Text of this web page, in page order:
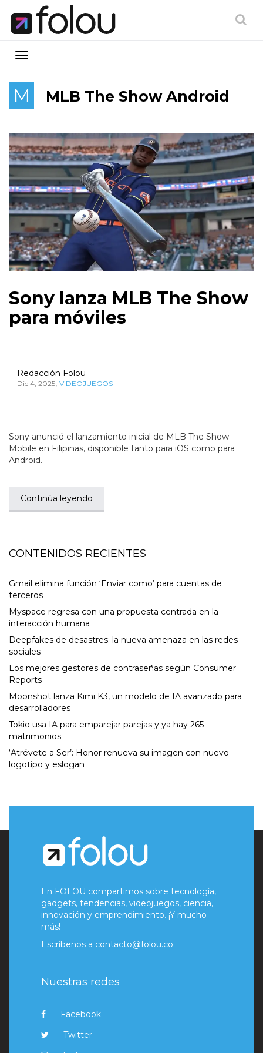
M MLB The Show Android
Sony lanza MLB The Show
para móviles
Redacción Folou
Dic 4, 2025, VIDEOJUEGOS
Sony anunció el lanzamiento inicial de MLB The Show
Mobile en Filipinas, disponible tanto para iOS como para
Android.
Continúa leyendo
CONTENIDOS RECIENTES
Gmail elimina función ‘Enviar como’ para cuentas de
terceros
Myspace regresa con una propuesta centrada en la
interacción humana
Deepfakes de desastres: la nueva amenaza en las redes
sociales
Los mejores gestores de contraseñas según Consumer
Reports
Moonshot lanza Kimi K3, un modelo de IA avanzado para
desarrolladores
Tokio usa IA para emparejar parejas y ya hay 265
matrimonios
‘Atrévete a Ser’: Honor renueva su imagen con nuevo
logotipo y eslogan
En FOLOU compartimos sobre tecnología,
gadgets, tendencias, videojuegos, ciencia,
innovación y emprendimiento. ¡Y mucho
más!
Escríbenos a contacto@folou.co
Nuestras redes
Facebook
Twitter